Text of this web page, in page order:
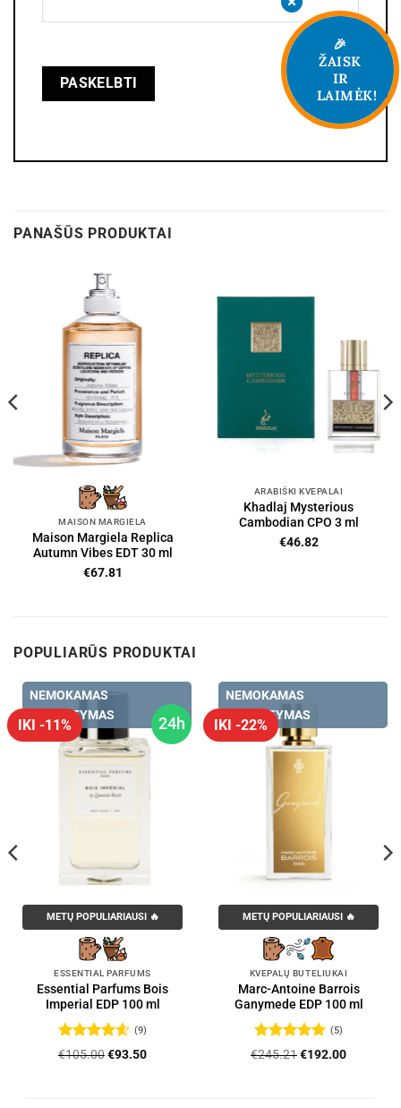
PANAŠŪS PRODUKTAI
MAISON MARGIELA
Maison Margiela Replica
Autumn Vibes EDT 30 ml
€67.81
ARABIŠKI KVEPALAI
Khadlaj Mysterious
Cambodian CPO 3 ml
€46.82
POPULIARŪS PRODUKTAI
24h
IKI -11%
NEMOKAMAS
PRISTATYMAS
METŲ POPULIARIAUSI 🔥
ESSENTIAL PARFUMS
Essential Parfums Bois
Imperial EDP 100 ml
Įvertinimas:
(9)
€105.00Original
€93.50Current
IKI -22%
NEMOKAMAS
PRISTATYMAS
METŲ POPULIARIAUSI 🔥
KVEPALŲ BUTELIUKAI
Marc-Antoine Barrois
Ganymede EDP 100 ml
Įvertinimas:
(5)
€245.21Original
€192.00Current
🎉
ŽAISK
IR
LAIMĖK!